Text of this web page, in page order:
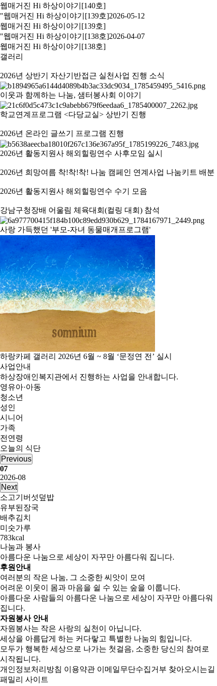
웹매거진 Hi 하상이야기[140호]
"웹매거진 Hi 하상이야기[139호]2026-05-12
웹매거진 Hi 하상이야기[139호]
"웹매거진 Hi 하상이야기[138호]2026-04-07
웹매거진 Hi 하상이야기[138호]
갤러리
2026년 상반기 자산기반접근 실천사업 진행 소식
이웃과 함께하는 나눔, 샘터봉사회 이야기
학교연계프로그램 <다당교실> 상반기 진행
2026년 온라인 글쓰기 프로그램 진행
2026년 활동지원사 해외힐링연수 사후모임 실시
2026년 희망여름 착!착!착! 나눔 캠페인 연계사업 나눔키트 배분
2026년 활동지원사 해외힐링연수 수기 모음
강남구청장배 어울림 체육대회(컬링 대회) 참석
사랑 가득했던 '부모-자녀 동물매개프로그램'
하랑카페 갤러리 2026년 6월 ~ 8월 ‘문정연 전’ 실시
사업안내
하상장애인복지관에서 진행하는 사업을 안내합니다.
영유아·아동
청소년
성인
시니어
가족
전연령
오늘의 식단
Previous
07
2026-08
Next
소고기버섯덮밥
유부된장국
배추김치
미숫가루
783kcal
나눔과 봉사
아름다운 나눔으로 세상이 자꾸만 아름다워 집니다.
후원안내
여러분의 작은 나눔, 그 소중한 씨앗이 모여
어려운 이웃이 몸과 마음을 쉴 수 있는 숲을 이룹니다.
아름다운 사람들의 아름다운 나눔으로 세상이 자꾸만 아름다워
집니다.
자원봉사 안내
자원봉사는 작은 사랑의 실천이 아닙니다.
세상을 아름답게 하는 커다랗고 특별한 나눔의 힘입니다.
모두가 행복한 세상으로 나가는 첫걸음, 소중한 당신의 참여로
시작됩니다.
개인정보처리방침 이용약관 이메일무단수집거부 찾아오시는길
패밀리 사이트